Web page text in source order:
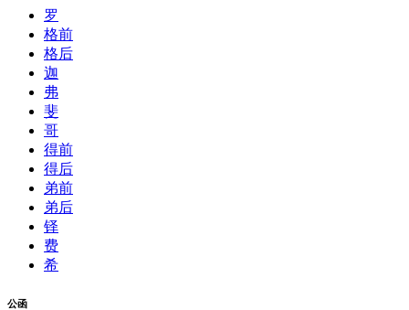
罗
格前
格后
迦
弗
斐
哥
得前
得后
弟前
弟后
铎
费
希
公函